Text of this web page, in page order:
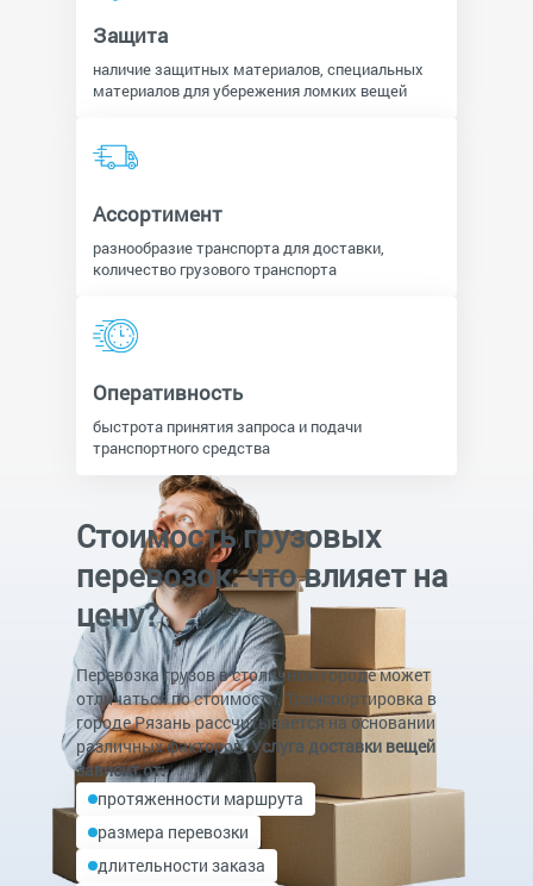
Защита
наличие защитных материалов, специальных
материалов для убережения ломких вещей
Ассортимент
разнообразие транспорта для доставки,
количество грузового транспорта
Оперативность
быстрота принятия запроса и подачи
транспортного средства
Стоимость грузовых
перевозок: что влияет на
цену?
Перевозка грузов в столичном городе может
отличаться по стоимости. Транспортировка в
городе Рязань рассчитывается на основании
различных факторов.Услуга доставки вещей
зависит от:
протяженности маршрута
размера перевозки
длительности заказа